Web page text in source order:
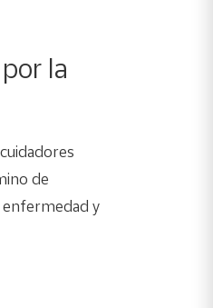
la
de
enfermedad y